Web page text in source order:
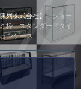
列株式会社】｜ショー
枠｜スタンダードタイ
ンケース